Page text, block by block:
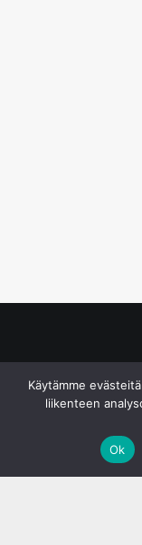
Käytämme
liikenteen
Ok